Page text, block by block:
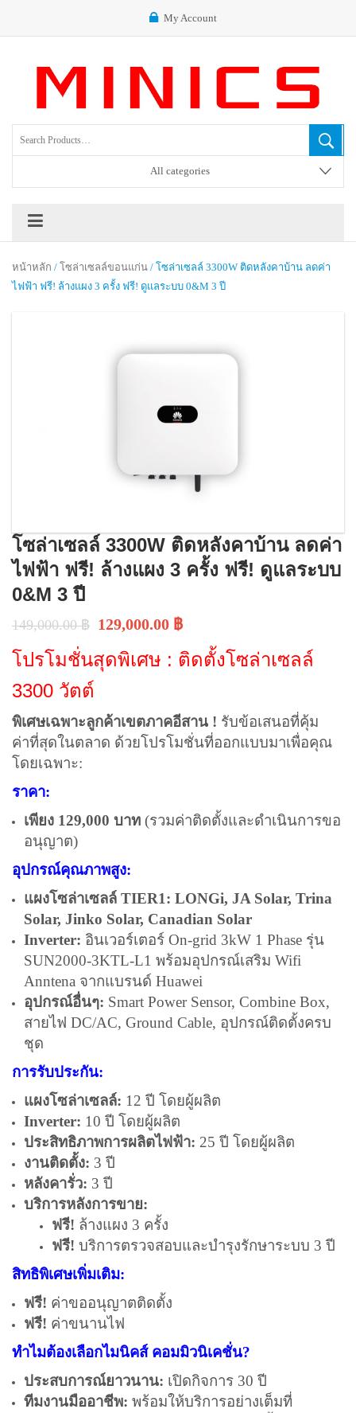
My Account
All categories
หน้าหลัก / โซล่าเซลล์ขอนแก่น / โซล่าเซลล์ 3300W ติดหลังคาบ้าน ลดค่า
ไฟฟ้า ฟรี! ล้างแผง 3 ครั้ง ฟรี! ดูแลระบบ 0&M 3 ปี
โซล่าเซลล์ 3300W ติดหลังคาบ้าน ลดค่า
ไฟฟ้า ฟรี! ล้างแผง 3 ครั้ง ฟรี! ดูแลระบบ
0&M 3 ปี
149,000.00฿ 129,000.00 ฿
โปรโมชั่นสุดพิเศษ : ติดตั้งโซล่าเซลล์
3300 วัตต์
พิเศษเฉพาะลูกค้าเขตภาคอีสาน ! รับข้อเสนอที่คุ้ม
ค่าที่สุดในตลาด ด้วยโปรโมชั่นที่ออกแบบมาเพื่อคุณ
โดยเฉพาะ:
ราคา:
เพียง 129,000 บาท (รวมค่าติดตั้งและดำเนินการขอ
อนุญาต)
อุปกรณ์คุณภาพสูง:
แผงโซล่าเซลล์ TIER1: LONGi, JA Solar, Trina
Solar, Jinko Solar, Canadian Solar
Inverter: อินเวอร์เตอร์ On-grid 3kW 1 Phase รุ่น
SUN2000-3KTL-L1 พร้อมอุปกรณ์เสริม Wifi
Anntena จากแบรนด์ Huawei
อุปกรณ์อื่นๆ: Smart Power Sensor, Combine Box,
สายไฟ DC/AC, Ground Cable, อุปกรณ์ติดตั้งครบ
ชุด
การรับประกัน:
แผงโซล่าเซลล์: 12 ปี โดยผู้ผลิต
Inverter: 10 ปี โดยผู้ผลิต
ประสิทธิภาพการผลิตไฟฟ้า: 25 ปี โดยผู้ผลิต
งานติดตั้ง: 3 ปี
หลังคารั่ว: 3 ปี
บริการหลังการขาย:
ฟรี! ล้างแผง 3 ครั้ง
ฟรี! บริการตรวจสอบและบำรุงรักษาระบบ 3 ปี
สิทธิพิเศษเพิ่มเติม:
ฟรี! ค่าขออนุญาตติดตั้ง
ฟรี! ค่าขนานไฟ
ทำไมต้องเลือกไมนิคส์ คอมมิวนิเคชั่น?
ประสบการณ์ยาวนาน: เปิดกิจการ 30 ปี
ทีมงานมืออาชีพ: พร้อมให้บริการอย่างเต็มที่